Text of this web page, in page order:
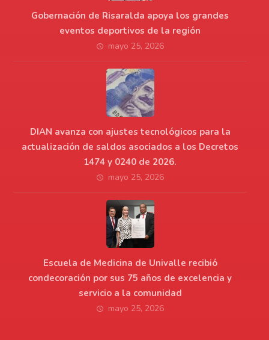
Gobernación de Risaralda apoya los grandes
eventos deportivos de la región
mayo 25, 2026
DIAN avanza con ajustes tecnológicos para la
actualización de saldos asociados a los Decretos
1474 y 0240 de 2026.
mayo 25, 2026
Escuela de Medicina de Univalle recibió
condecoración por sus 75 años de excelencia y
servicio a la comunidad
mayo 25, 2026